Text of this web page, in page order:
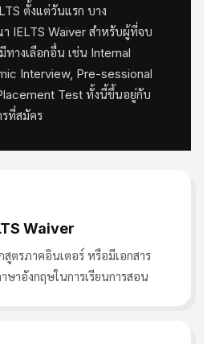
ตั้งแต่วันแรก บาง
IELTS Waiver สำหรับผู้ที่จบ
างเลือกอื่น เช่น Internal
Interview, Pre-sessional
Test ทั้งนี้ขึ้นอยู่กับ
ที่สมัคร
Waiver
ตรภาคอินเตอร์ หรือมีเอกสาร
ษาอังกฤษในการเรียนการสอน